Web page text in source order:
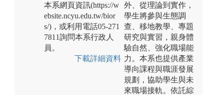
本系網頁資訊(https://w
ebsite.ncyu.edu.tw/bior
s/)，或利用電話05-271
7811詢問本系行政人
員。
下載詳細資料
外、從理論到實作，
學生將參與生態調
查、移地教學、專題
研究與實習，親身體
驗自然、強化職場能
力。本系也提供產業
導向課程與職涯發展
規劃，協助學生與未
來職場接軌。依託綜